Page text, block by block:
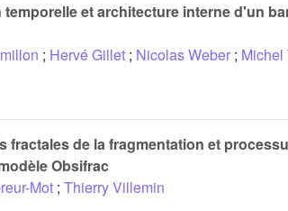
et architecture interne d'un
; Hervé Gillet ; Nicolas Weber ; Michel
fractales de la fragmentation et
Obsifrac
Mot ; Thierry Villemin